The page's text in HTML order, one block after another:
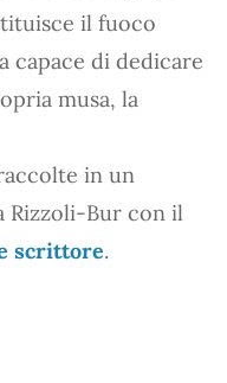
il fuoco
capace di dedicare
musa, la
in un
Rizzoli-Bur con il
scrittore.